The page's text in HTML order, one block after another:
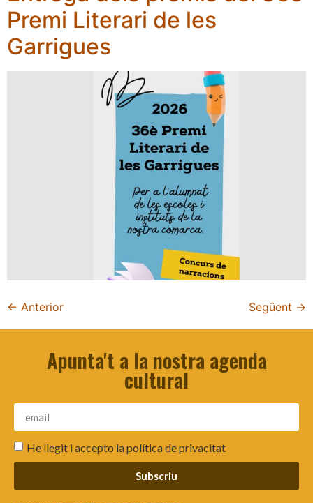
Premi Literari de les
Garrigues
← Anterior Següent →
Apunta't a la nostra agenda
cultural
He llegit i accepto lapolítica de privacitat
Subscriu